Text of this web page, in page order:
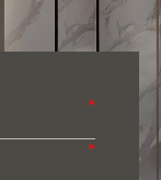
*
*